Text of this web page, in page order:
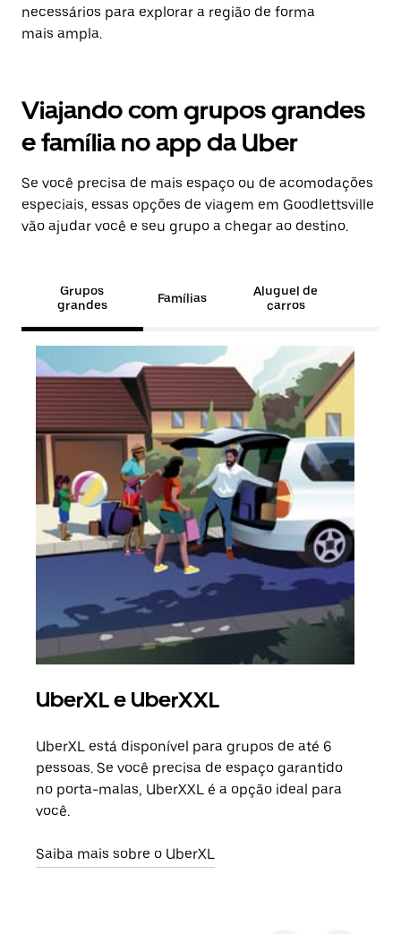
necessários para explorar a região de forma
mais ampla.
Viajando com grupos grandes
e família no app da Uber
Se você precisa de mais espaço ou de acomodações
especiais, essas opções de viagem em Goodlettsville
vão ajudar você e seu grupo a chegar ao destino.
Grupos
grandes
Famílias
Aluguel de
carros
UberXL e UberXXL
UberXL está disponível para grupos de até 6
pessoas. Se você precisa de espaço garantido
no porta-malas, UberXXL é a opção ideal para
você.
Saiba mais sobre o UberXL